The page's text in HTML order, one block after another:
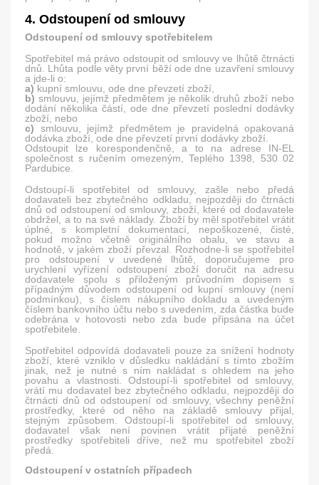
4. Odstoupení od smlouvy
Odstoupení od smlouvy spotřebitelem
Spotřebitel má právo odstoupit od smlouvy ve lhůtě čtrnácti
dnů. Lhůta podle věty první běží ode dne uzavření smlouvy
a jde-li o:
a) kupní smlouvu, ode dne převzetí zboží,
b) smlouvu, jejímž předmětem je několik druhů zboží nebo
dodání několika částí, ode dne převzetí poslední dodávky
zboží, nebo
c) smlouvu, jejímž předmětem je pravidelná opakovaná
dodávka zboží, ode dne převzetí první dodávky zboží.
Odstoupit lze korespondenčně, a to na adrese IN-EL
společnost s ručením omezeným, Teplého 1398, 530 02
Pardubice.
Odstoupí-li spotřebitel od smlouvy, zašle nebo předá
dodavateli bez zbytečného odkladu, nejpozději do čtrnácti
dnů od odstoupení od smlouvy, zboží, které od dodavatele
obdržel, a to na své náklady. Zboží by měl spotřebitel vrátit
úplné, s kompletní dokumentací, nepoškozené, čisté,
pokud možno včetně originálního obalu, ve stavu a
hodnotě, v jakém zboží převzal. Rozhodne-li se spotřebitel
pro odstoupení v uvedené lhůtě, doporučujeme pro
urychlení vyřízení odstoupení zboží doručit na adresu
dodavatele spolu s přiloženým průvodním dopisem s
případným důvodem odstoupení od kupní smlouvy (není
podmínkou), s číslem nákupního dokladu a uvedeným
číslem bankovního účtu nebo s uvedením, zda částka bude
odebrána v hotovosti nebo zda bude připsána na účet
spotřebitele.
Spotřebitel odpovídá dodavateli pouze za snížení hodnoty
zboží, které vzniklo v důsledku nakládání s tímto zbožím
jinak, než je nutné s ním nakládat s ohledem na jeho
povahu a vlastnosti. Odstoupí-li spotřebitel od smlouvy,
vrátí mu dodavatel bez zbytečného odkladu, nejpozději do
čtrnácti dnů od odstoupení od smlouvy, všechny peněžní
prostředky, které od něho na základě smlouvy přijal,
stejným způsobem. Odstoupí-li spotřebitel od smlouvy,
dodavatel však není povinen vrátit přijaté peněžní
prostředky spotřebiteli dříve, než mu spotřebitel zboží
předá.
Odstoupení v ostatních případech